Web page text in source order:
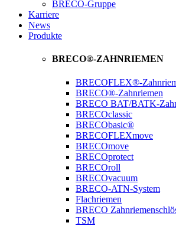
BRECO-Gruppe
Karriere
News
Produkte
BRECO®-ZAHNRIEMEN
BRECOFLEX®-
BRECO®-Zahnriemen
BRECO BAT/BATK-
BRECOclassic
BRECObasic®
BRECOFLEXmove
BRECOmove
BRECOprotect
BRECOroll
BRECOvacuum
BRECO-ATN-System
Flachriemen
BRECO
TSM